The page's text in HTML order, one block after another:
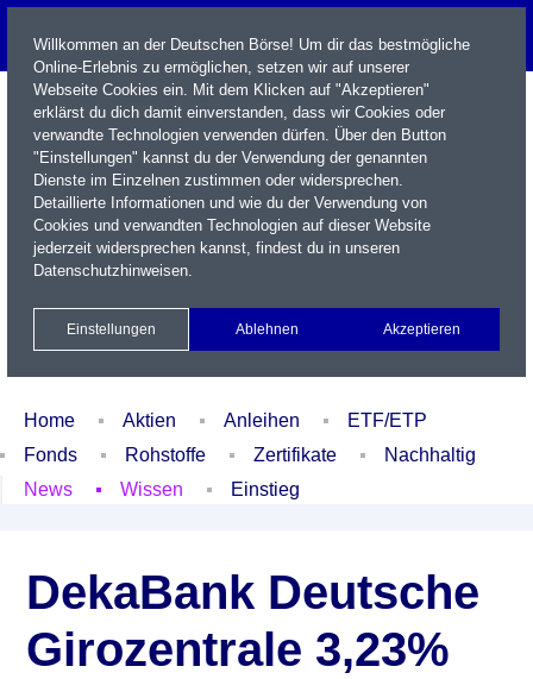
Name / WKN / ISIN / Kürzel
Xetra Realtime
Watchlist Portfolio Login
Home Aktien Anleihen
ETF/ETP
Fonds
Rohstoffe Zertifikate
Nachhaltig
News
Wissen Einstieg
DekaBank Deutsche
Girozentrale 3,23%
Willkommen an der Deutschen Börse! Um dir das bestmögliche
Online-Erlebnis zu ermöglichen, setzen wir auf unserer
Webseite Cookies ein. Mit dem Klicken auf "Akzeptieren"
erklärst du dich damit einverstanden, dass wir Cookies oder
verwandte Technologien verwenden dürfen. Über den Button
"Einstellungen" kannst du der Verwendung der genannten
Dienste im Einzelnen zustimmen oder widersprechen.
Detaillierte Informationen und wie du der Verwendung von
Cookies und verwandten Technologien auf dieser Website
jederzeit widersprechen kannst, findest du in unseren
Datenschutzhinweisen.
Einstellungen Ablehnen Akzeptieren